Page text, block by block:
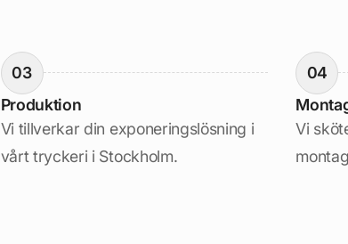
03
Produktion
Vi tillverkar din exponeringslösning i
vårt tryckeri i Stockholm.
04
Vi